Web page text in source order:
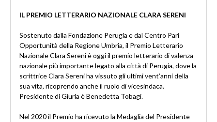
IL PREMIO LETTERARIO NAZIONALE CLARA SERENI
Sostenuto dalla Fondazione Perugia e dal Centro Pari
Opportunità della Regione Umbria, il Premio Letterario
Nazionale Clara Sereni è oggi il premio letterario di valenza
nazionale più importante legato alla città di Perugia, dove la
scrittrice Clara Sereni ha vissuto gli ultimi vent’anni della
sua vita, ricoprendo anche il ruolo di vicesindaca.
Presidente di Giuria è Benedetta Tobagi.
Nel 2020 il Premio ha ricevuto la Medaglia del Presidente